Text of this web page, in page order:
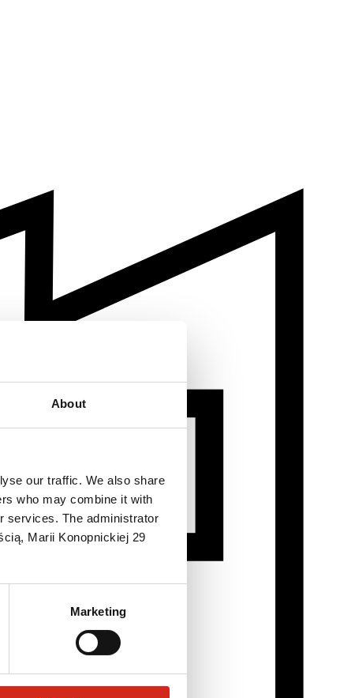
About
our traffic. We also share
who may combine it with
services. The administrator
Marii Konopnickiej 29
Marketing